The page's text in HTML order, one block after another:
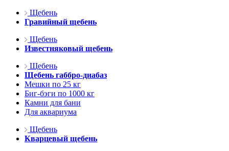
Щебень
Гравийный щебень
Щебень
Известняковый щебень
Щебень
Щебень габбро-диабаз
Мешки по 25 кг
Биг-бэги по 1000 кг
Камни для бани
Для аквариума
Щебень
Кварцевый щебень